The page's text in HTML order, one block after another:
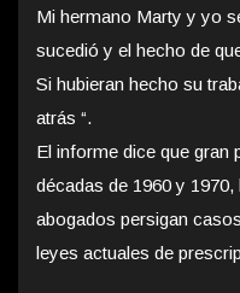
Mi hermano Marty y yo
sucedió y el hecho de
Si hubieran hecho su
atrás “.
El informe dice que gran
décadas de 1960 y
abogados persigan
leyes actuales de